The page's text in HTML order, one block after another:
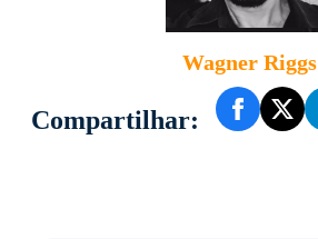
Wagner Riggs
Compartilhar: